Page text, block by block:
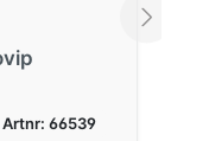
Artnr: 66539